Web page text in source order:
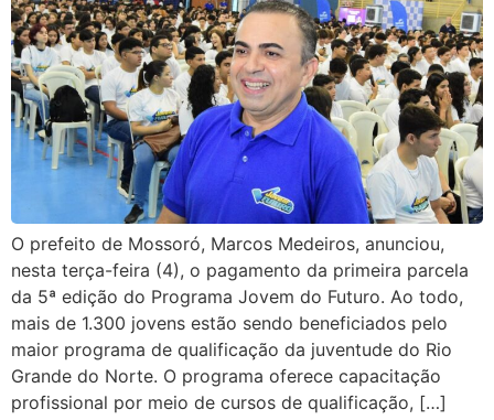
O prefeito de Mossoró, Marcos Medeiros, anunciou,
nesta terça-feira (4), o pagamento da primeira parcela
da 5ª edição do Programa Jovem do Futuro. Ao todo,
mais de 1.300 jovens estão sendo beneficiados pelo
maior programa de qualificação da juventude do Rio
Grande do Norte. O programa oferece capacitação
profissional por meio de cursos de qualificação, […]